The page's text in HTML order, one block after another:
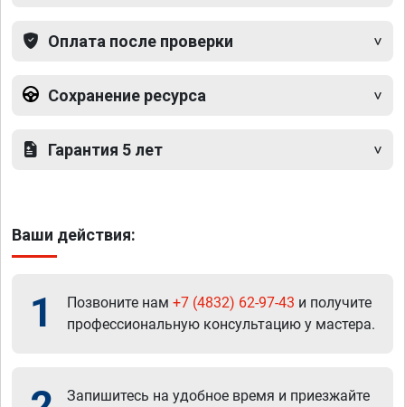
Оплата после проверки
Сохранение ресурса
Гарантия 5 лет
Ваши действия:
1 Позвоните нам +7 (4832) 62-97-43 и получите
профессиональную консультацию у мастера.
Запишитесь на удобное время и приезжайте